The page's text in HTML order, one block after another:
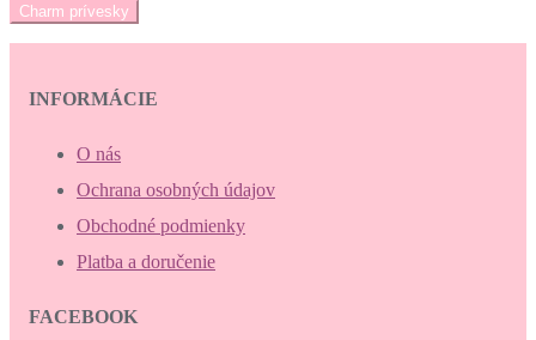
Charm prívesky
INFORMÁCIE
O nás
Ochrana osobných údajov
Obchodné podmienky
Platba a doručenie
FACEBOOK